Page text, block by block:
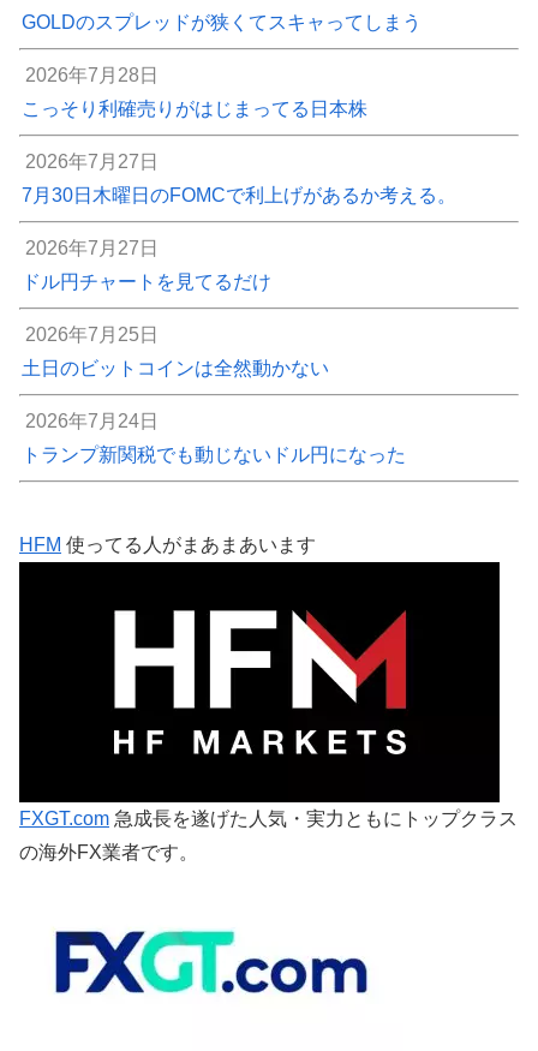
GOLDのスプレッドが狭くてスキャってしまう
2026年7月28日
こっそり利確売りがはじまってる日本株
2026年7月27日
7月30日木曜日のFOMCで利上げがあるか考える。
2026年7月27日
ドル円チャートを見てるだけ
2026年7月25日
土日のビットコインは全然動かない
2026年7月24日
トランプ新関税でも動じないドル円になった
HFM 使ってる人がまあまあいます
FXGT.com 急成長を遂げた人気・実力ともにトップクラス
の海外FX業者です。